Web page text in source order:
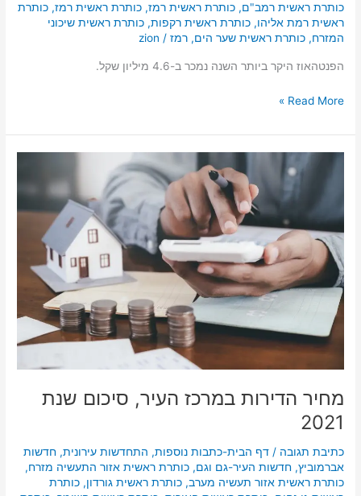
כותרת ראשית רמב"ם,כותרת ראשית רמז,כותרת ראשית רמז,כותרת
ראשית רמת אליהו,כותרת ראשית רקפות,כותרת ראשית שיכוני
המזרח,כותרת ראשית שער הים,רמז /
zion
הפנטהאוז היקר ביותר השנה נמכר ב-4.6 מיליון שקל.
Read More »
מחיר הדירות במרכז העיר, סיכום שנת
2021
כתיבת תגובה /דף הבית-כתבות נוספות, התחדשות עירונית,חדשות
אברמוביץ,חדשות העיר-גם וגם,כותרת ראשית אזור התעשיה מזרח,
כותרת ראשית אזור תעשיה מערב,כותרת ראשית גורדון,כותרת
העיר,
סיכום
שנת
2021